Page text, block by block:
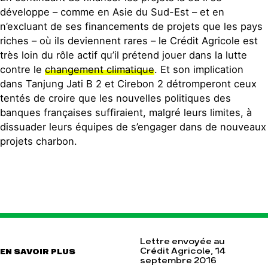
développe – comme en Asie du Sud-Est – et en
n’excluant de ses financements de projets que les pays
riches – où ils deviennent rares – le Crédit Agricole est
très loin du rôle actif qu’il prétend jouer dans la lutte
contre le changement climatique. Et son implication
dans Tanjung Jati B 2 et Cirebon 2 détromperont ceux
tentés de croire que les nouvelles politiques des
banques françaises suffiraient, malgré leurs limites, à
dissuader leurs équipes de s’engager dans de nouveaux
projets charbon.
EN SAVOIR PLUS
Lettre envoyée au
Crédit Agricole, 14
septembre 2016